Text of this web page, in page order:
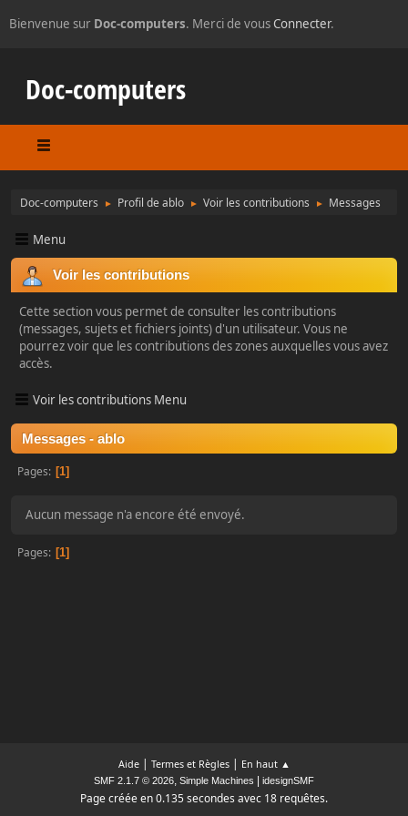
Bienvenue sur Doc-computers. Merci de vousConnecter.
Doc-computers
Doc-computers ► Profil de ablo ► Voir les contributions ► Messages
Menu
Voir les contributions
Cette section vous permet de consulter les contributions
(messages, sujets et fichiers joints) d'un utilisateur. Vous ne
pourrez voir que les contributions des zones auxquelles vous avez
accès.
Voir les contributions Menu
Messages - ablo
Pages 1
Aucun message n'a encore été envoyé.
Pages 1
Aide| Termes et Règles| En haut ▲
SMF 2.1.7 © 2026, Simple Machines idesignSMF
Page créée en 0.135 secondes avec 18 requêtes.